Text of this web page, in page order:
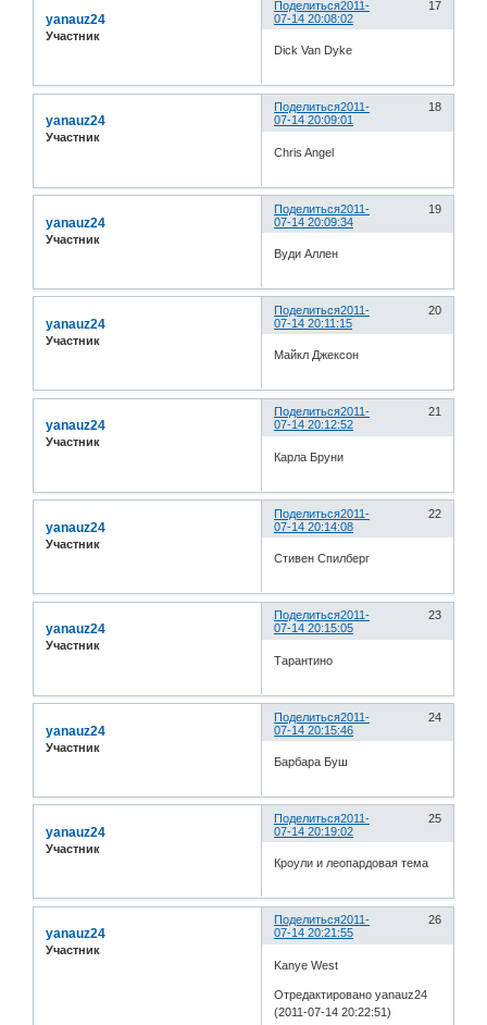
Поделиться 17
2011-
07-14 20:08:02
yanauz24
Участник
Dick Van Dyke
Поделиться 18
2011-
07-14 20:09:01
yanauz24
Участник
Chris Angel
Поделиться 19
2011-
07-14 20:09:34
yanauz24
Участник
Вуди Аллен
Поделиться 20
2011-
07-14 20:11:15
yanauz24
Участник
Майкл Джексон
Поделиться 21
2011-
07-14 20:12:52
yanauz24
Участник
Карла Бруни
Поделиться 22
2011-
07-14 20:14:08
yanauz24
Участник
Стивен Спилберг
Поделиться 23
2011-
07-14 20:15:05
yanauz24
Участник
Тарантино
Поделиться 24
2011-
07-14 20:15:46
yanauz24
Участник
Барбара Буш
Поделиться 25
2011-
07-14 20:19:02
yanauz24
Участник
Кроули и леопардовая тема
Поделиться 26
2011-
07-14 20:21:55
yanauz24
Участник
Kanye West
Отредактировано yanauz24
(2011-07-14 20:22:51)